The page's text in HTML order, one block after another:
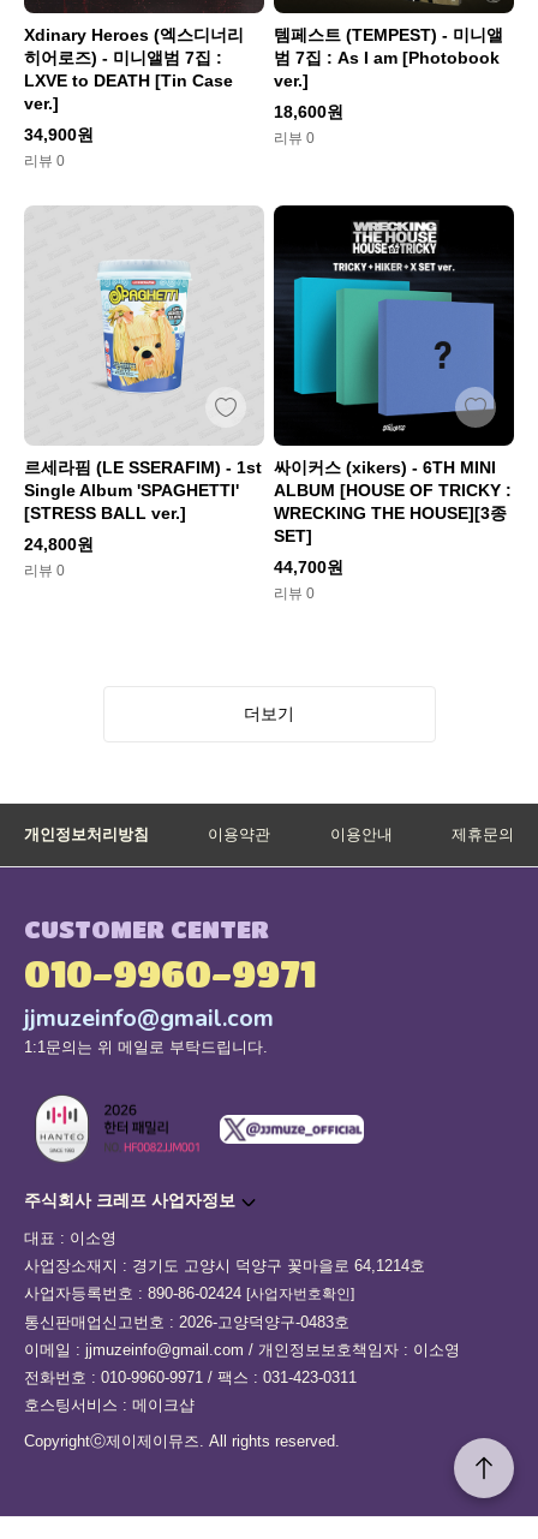
Xdinary Heroes (엑스디너리
히어로즈) - 미니앨범 7집 :
LXVE to DEATH [Tin Case
ver.]
34,900원
리뷰 0
템페스트 (TEMPEST) - 미니앨
범 7집 : As I am [Photobook
ver.]
18,600원
리뷰 0
르세라핌 (LE SSERAFIM) - 1st
Single Album 'SPAGHETTI'
[STRESS BALL ver.]
24,800원
리뷰 0
싸이커스 (xikers) - 6TH MINI
ALBUM [HOUSE OF TRICKY :
WRECKING THE HOUSE][3종
SET]
44,700원
리뷰 0
더보기
개인정보처리방침 이용약관 이용안내 제휴문의
CUSTOMER CENTER
010-9960-9971
jjmuzeinfo@gmail.com
1:1문의는 위 메일로 부탁드립니다.
주식회사 크레프 사업자정보
대표 : 이소영
사업장소재지 : 경기도 고양시 덕양구 꽃마을로 64,1214호
사업자등록번호 : 890-86-02424 [사업자번호확인]
통신판매업신고번호 : 2026-고양덕양구-0483호
이메일 : jjmuzeinfo@gmail.com / 개인정보보호책임자 : 이소영
전화번호 : 010-9960-9971 / 팩스 : 031-423-0311
호스팅서비스 : 메이크샵
Copyrightⓒ제이제이뮤즈. All rights reserved.